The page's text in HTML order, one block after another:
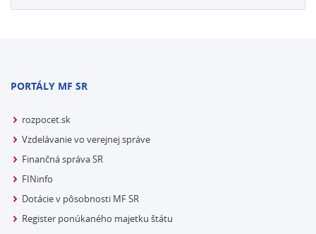
PORTÁLY MF SR
rozpocet.sk
Vzdelávanie vo verejnej správe
Finančná správa SR
FINinfo
Dotácie v pôsobnosti MF SR
Register ponúkaného majetku štátu